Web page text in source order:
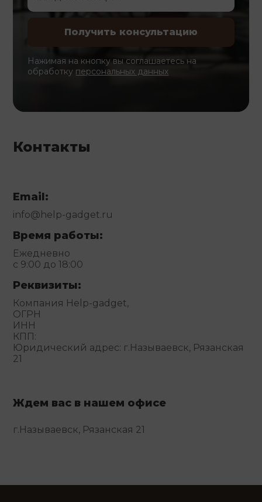
Нажимая на кнопку вы соглашаетесь на
обработку персональных данных
Контакты
Email:
info@help-gadget.ru
Время работы:
Ежедневно
с 9:00 до 18:00
Реквизиты:
Компания Help-gadget,
ОГРН
ИНН
КПП:
Юридический адрес: г.Называевск, Рязанская
21
Ждем вас в нашем офисе
г.Называевск, Рязанская 21